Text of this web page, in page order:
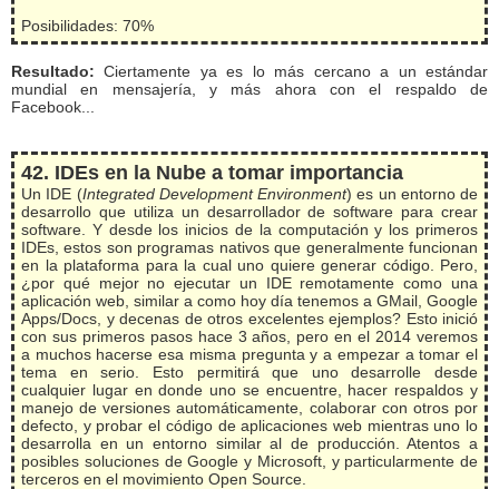
Posibilidades: 70%
Resultado: Ciertamente ya es lo más cercano a un estándar
mundial en mensajería, y más ahora con el respaldo de
Facebook...
42. IDEs en la Nube a tomar importancia
Un IDE (Integrated Development Environment) es un entorno de
desarrollo que utiliza un desarrollador de software para crear
software. Y desde los inicios de la computación y los primeros
IDEs, estos son programas nativos que generalmente funcionan
en la plataforma para la cual uno quiere generar código. Pero,
¿por qué mejor no ejecutar un IDE remotamente como una
aplicación web, similar a como hoy día tenemos a GMail, Google
Apps/Docs, y decenas de otros excelentes ejemplos? Esto inició
con sus primeros pasos hace 3 años, pero en el 2014 veremos
a muchos hacerse esa misma pregunta y a empezar a tomar el
tema en serio. Esto permitirá que uno desarrolle desde
cualquier lugar en donde uno se encuentre, hacer respaldos y
manejo de versiones automáticamente, colaborar con otros por
defecto, y probar el código de aplicaciones web mientras uno lo
desarrolla en un entorno similar al de producción. Atentos a
posibles soluciones de Google y Microsoft, y particularmente de
terceros en el movimiento Open Source.